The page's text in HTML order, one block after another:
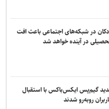
در شبکه‌های اجتماعی باعث افت
در آینده خواهد شد
گیم‌پس ایکس‌باکس با استقبال
روبه‌رو شدند